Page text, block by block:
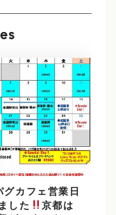
グカフェ営業日
した
京都は